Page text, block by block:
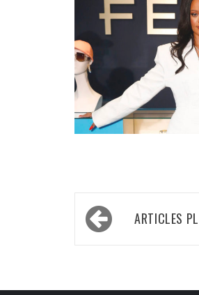
Navigation
des ARTICLES